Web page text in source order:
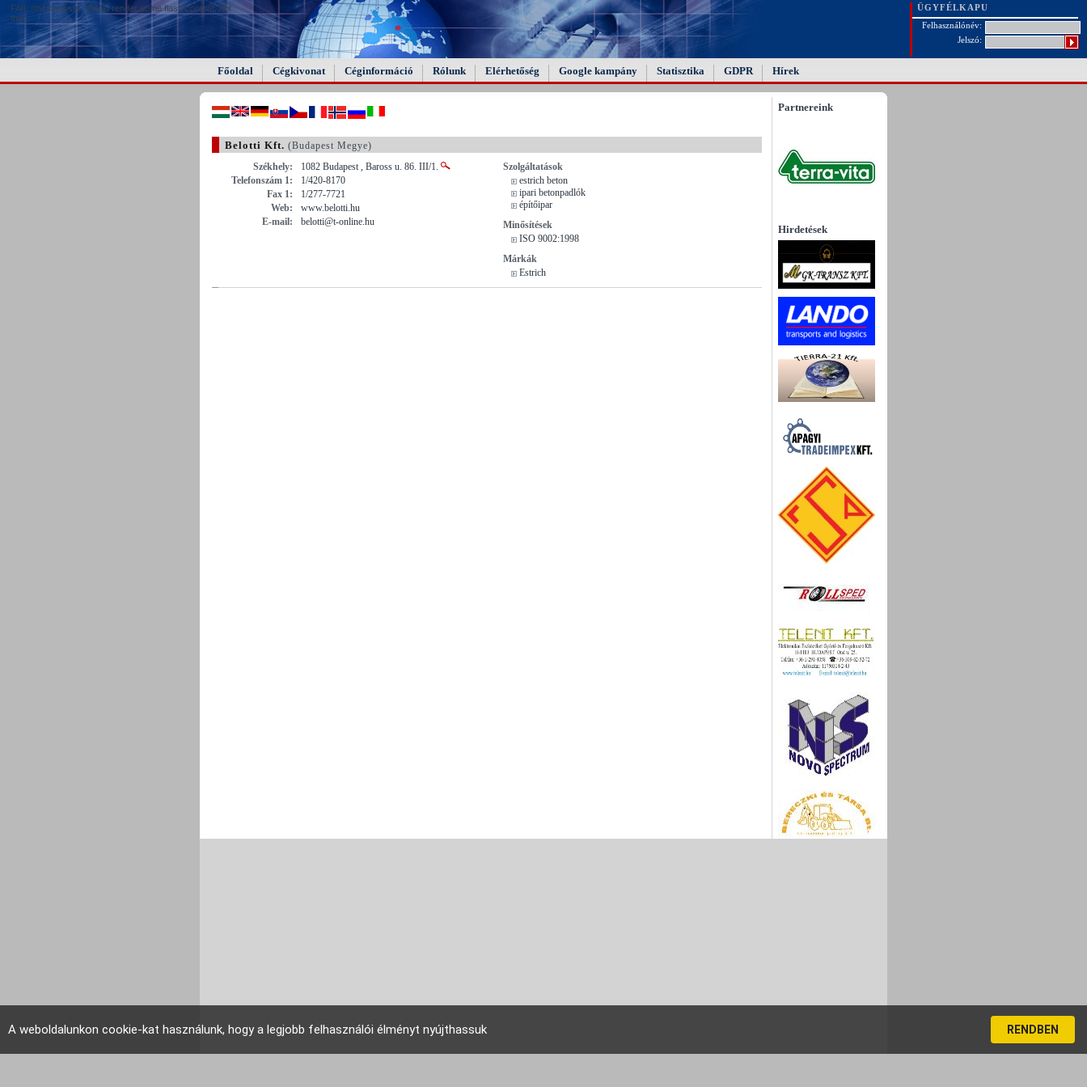
FAIL (the browser should render some flash content, not
this).
ÜGYFÉLKAPU
Felhasználónév:
Jelszó:
Főoldal Cégkivonat Céginformáció Rólunk Elérhetőség Google kampány Statisztika GDPR Hírek
Belotti Kft. (Budapest Megye)
Székhely:
1082 Budapest , Baross u. 86. III/1.
Telefonszám 1:
1/420-8170
Fax 1:
1/277-7721
Web:
www.belotti.hu
E-mail:
belotti@t-online.hu
Szolgáltatások
estrich beton
ipari betonpadlók
építőipar
Minősítések
ISO 9002:1998
Márkák
Estrich
Partnereink
Hirdetések
A weboldalunkon cookie-kat használunk, hogy a legjobb felhasználói élményt nyújthassuk RENDBEN